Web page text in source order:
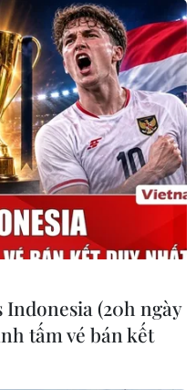
(20h ngày
tấm vé bán kết